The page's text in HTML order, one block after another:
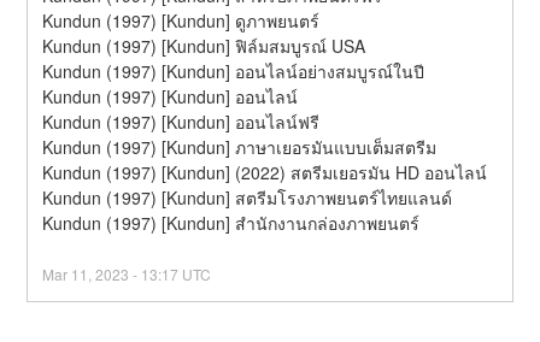
Kundun (1997) [Kundun] ดูภาพยนตร์
Kundun (1997) [Kundun] ฟิล์มสมบูรณ์ USA
Kundun (1997) [Kundun] ออนไลน์อย่างสมบูรณ์ในปี
Kundun (1997) [Kundun] ออนไลน์
Kundun (1997) [Kundun] ออนไลน์ฟรี
Kundun (1997) [Kundun] ภาษาเยอรมันแบบเต็มสตรีม
Kundun (1997) [Kundun] (2022) สตรีมเยอรมัน HD ออนไลน์
Kundun (1997) [Kundun] สตรีมโรงภาพยนตร์ไทยแลนด์
Kundun (1997) [Kundun] สํานักงานกล่องภาพยนตร์
Mar 11 ,2023 - 13:17 UTC